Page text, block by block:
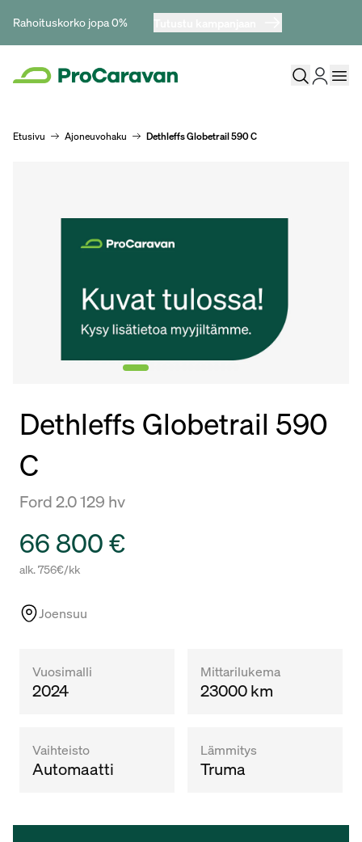
Rahoituskorko jopa 0%
Etusivu Ajoneuvohaku Dethleffs Globetrail 590 C
Dethleffs Globetrail 590
C
Ford 2.0 129 hv
Hinta
66 800 €
alk. 756€/kk
Joensuu
Vuosimalli
2024
Mittarilukema
23000 km
Vaihteisto
Automaatti
Lämmitys
Truma